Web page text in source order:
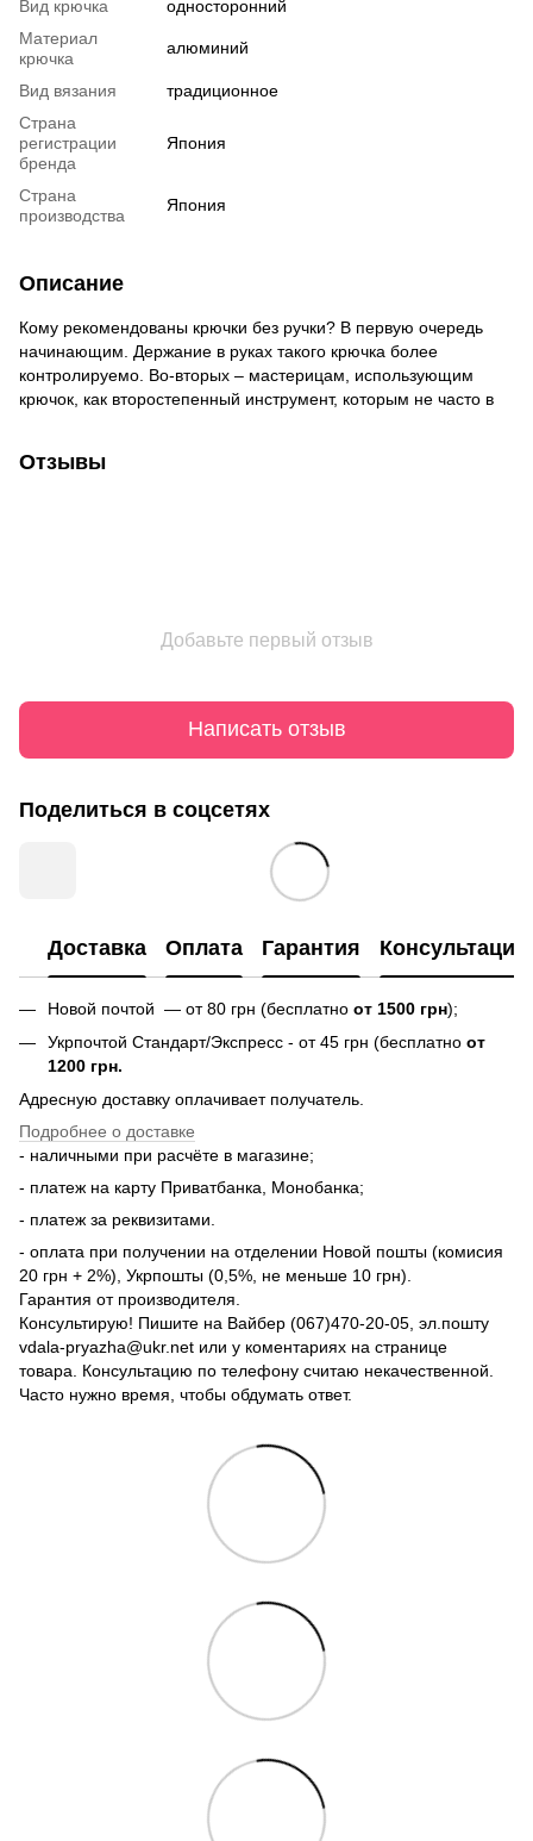
Вид крючка
односторонний
Материал
крючка
алюминий
Вид вязания
традиционное
Страна
регистрации
бренда
Япония
Страна
производства
Япония
Описание
Кому рекомендованы крючки без ручки? В первую очередь
начинающим. Держание в руках такого крючка более
контролируемо. Во-вторых – мастерицам, использующим
крючок, как второстепенный инструмент, которым не часто в
Отзывы
Добавьте первый отзыв
Написать отзыв
Поделиться в соцсетях
Доставка Оплата Гарантия Консультация
Новой почтой — от 80 грн (бесплатно от 1500 грн);
Укрпочтой Стандарт/Экспресс - от 45 грн (бесплатно от
1200 грн.
Адресную доставку оплачивает получатель.
Подробнее о доставке
- наличными при расчёте в магазине;
- платеж на карту Приватбанка, Монобанка;
- платеж за реквизитами.
- оплата при получении на отделении Новой пошты (комисия
20 грн + 2%), Укрпошты (0,5%, не меньше 10 грн).
Гарантия от производителя.
Консультирую! Пишите на Вайбер (067)470-20-05, эл.пошту
vdala-pryazha@ukr.net или у коментариях на странице
товара. Консультацию по телефону считаю некачественной.
Часто нужно время, чтобы обдумать ответ.